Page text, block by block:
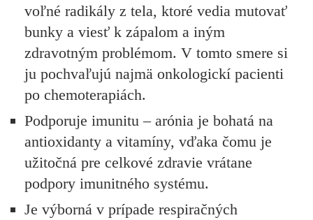
voľné radikály z tela, ktoré vedia mutovať
bunky a viesť k zápalom a iným
zdravotným problémom. V tomto smere si
ju pochvaľujú najmä onkologickí pacienti
po chemoterapiách.
Podporuje imunitu – arónia je bohatá na
antioxidanty a vitamíny, vďaka čomu je
užitočná pre celkové zdravie vrátane
podpory imunitného systému.
Je výborná v prípade respiračných